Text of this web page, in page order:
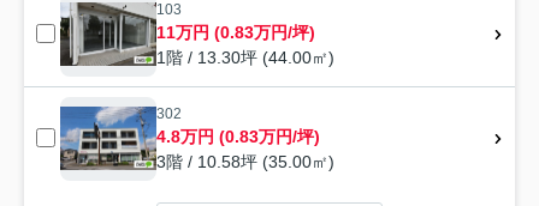
103
11万円 (0.83万円/坪)
1階 / 13.30坪 (44.00㎡)
302
4.8万円 (0.83万円/坪)
3階 / 10.58坪 (35.00㎡)